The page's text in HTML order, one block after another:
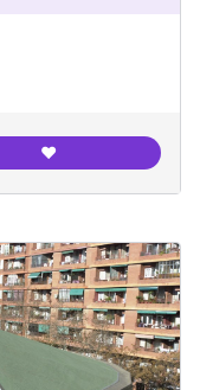
❤️Entrevista al Jesús